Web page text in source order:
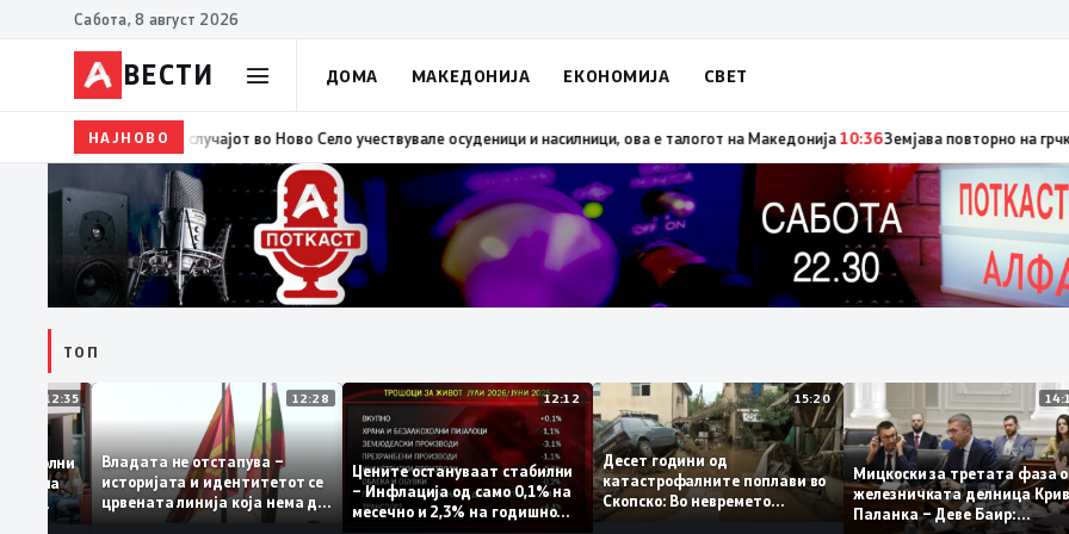
Сабота, 8 август 2026
ВЕСТИ ДОМА МАКЕДОНИЈА ЕКОНОМИЈА СВЕТ
НАЈНОВО10:37ВМРО-ДПМНЕ: „Детето“ како што вели Филипче, денес со изјавата призна дека во случајот во Ново Село
ТОП
12:35
задоволни
на
12:28
Владата не отстапува –
историјата и идентитетот се
црвената линија која нема да
се погази
12:12
Цените остануваат стабилни
– Инфлација од само 0,1% на
месечно и 2,3% на годишно
15:20
Десет години од
катастрофалните поплави во
Скопско: Во невремето
Мицкоски за третата
железничката делница
Паланка – Деве Баир: